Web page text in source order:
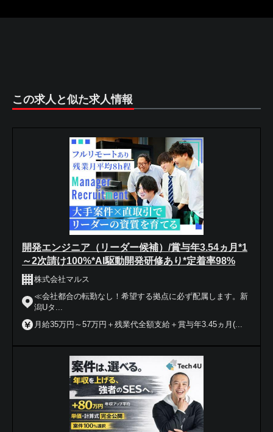
この求人と似た求人情報
開発エンジニア（リーダー候補）/賞与年3.54ヵ月*1
～2次請け100%*AI駆動開発研修あり*定着率98%
株式会社マルス
≪会社都合の転勤なし！希望する拠点に必ず配属します。新
潟Uタ...
月給35万円～57万円＋残業代全額支給＋賞与年3.45ヵ月(...